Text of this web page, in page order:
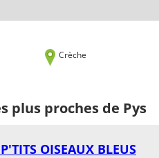
Crèche
plus proches de Pys
OISEAUX BLEUS